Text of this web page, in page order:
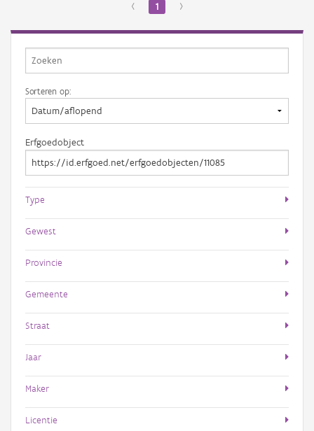
‹ 1 ›
Sorteren op:
Erfgoedobject
Type
Gewest
Provincie
Gemeente
Straat
Jaar
Maker
Licentie